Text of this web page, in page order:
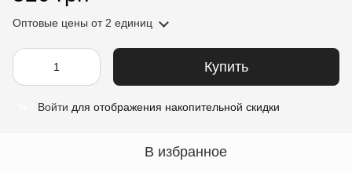
Оптовые цены от 2 единиц
Купить
Войти для отображения накопительной скидки
В избранное